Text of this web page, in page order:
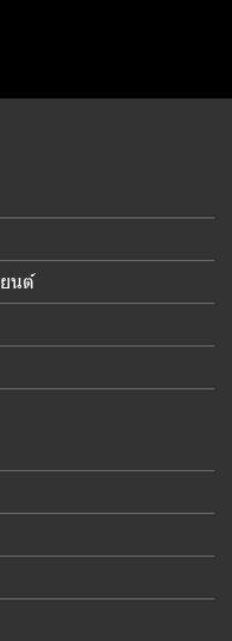
นต์